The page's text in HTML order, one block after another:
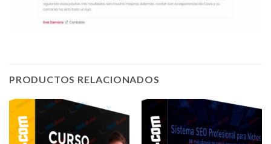
PRODUCTOS RELACIONADOS